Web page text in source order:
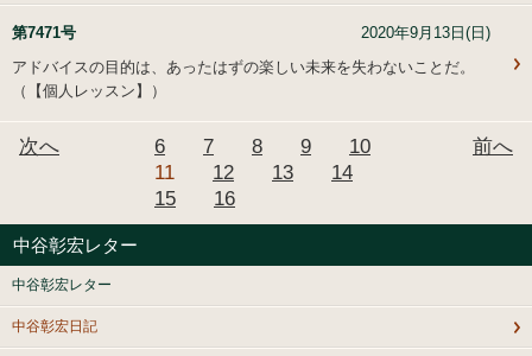
第7471号
2020年9月13日(日)
アドバイスの目的は、あったはずの楽しい未来を失わないことだ。
（【個人レッスン 】）
前へ
6 7 8 9
10
11
12 13
14
15
16
次へ
中谷彰宏レター
中谷彰宏レター
中谷彰宏日記